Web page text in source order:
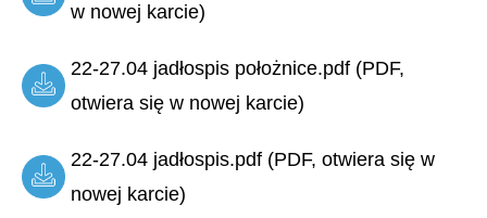
w nowej karcie)
22-27.04 jadłospis położnice.pdf (PDF,
otwiera się w nowej karcie)
22-27.04 jadłospis.pdf (PDF, otwiera się w
nowej karcie)